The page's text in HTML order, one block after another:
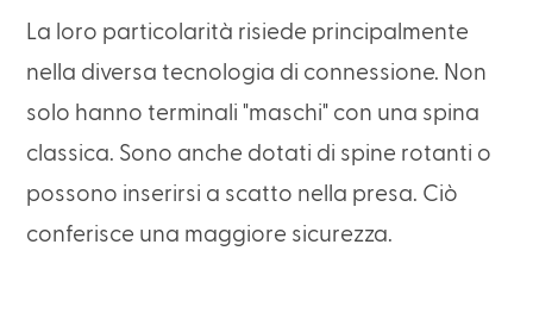
La loro particolarità risiede principalmente
nella diversa tecnologia di connessione. Non
solo hanno terminali "maschi" con una spina
classica. Sono anche dotati di spine rotanti o
possono inserirsi a scatto nella presa. Ciò
conferisce una maggiore sicurezza.